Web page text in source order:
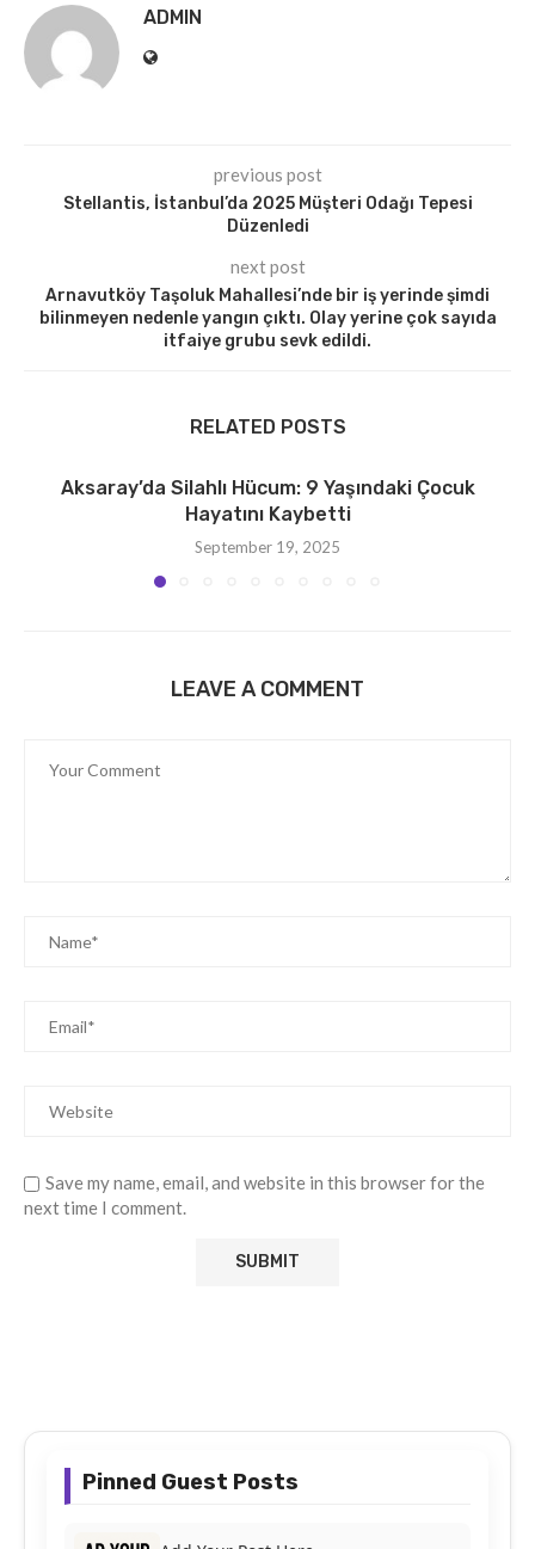
ADMIN
previous post
Stellantis, İstanbul’da 2025 Müşteri Odağı Tepesi
Düzenledi
next post
Arnavutköy Taşoluk Mahallesi’nde bir iş yerinde şimdi
bilinmeyen nedenle yangın çıktı. Olay yerine çok sayıda
itfaiye grubu sevk edildi.
RELATED POSTS
Aksaray’da Silahlı Hücum: 9 Yaşındaki Çocuk
Hayatını Kaybetti
September 19, 2025
LEAVE A COMMENT
Save my name, email, and website in this browser for the
next time I comment.
Pinned Guest Posts